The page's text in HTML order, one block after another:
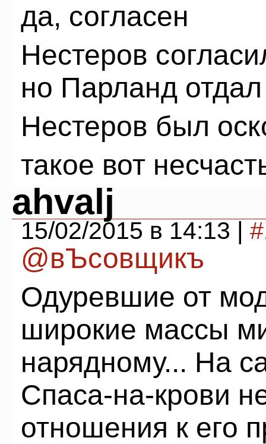
да, согласен
Нестеров
но Парланд
Нестеров был
такое вот
ahvalj
15/02/2015 в 14:13 |
@вЪсовщикъ
Одуревшие от
широкие массы
нарядному... На
Спаса-на-крови
отношения к его